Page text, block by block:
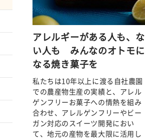
アレルギーがある人も、な
い人も みんなのオトモに
なる焼き菓子を
私たちは10年以上に渡る自社農園
での農産物生産の実績と、アレル
ゲンフリーお菓子への情熱を組み
合わせ、アレルゲンフリーやビー
ガン対応のスイーツ開発におい
て、地元の産物を最大限に活用し